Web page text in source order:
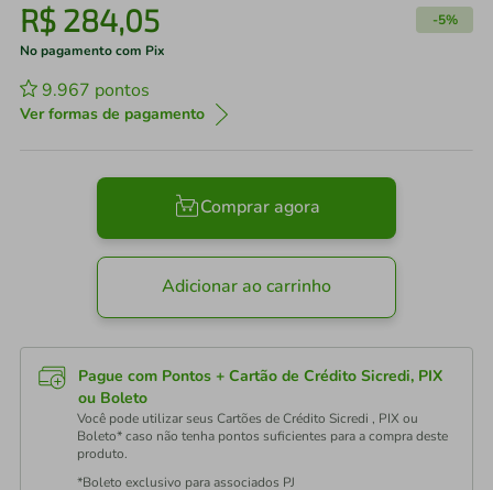
R$ 284,05 -5%
No pagamento com Pix
9.967 pontos
Ver formas de pagamento
Comprar agora
Adicionar ao carrinho
Pague com Pontos + Cartão de Crédito Sicredi, PIX
ou Boleto
Você pode utilizar seus Cartões de Crédito Sicredi , PIX ou
Boleto* caso não tenha pontos suficientes para a compra deste
produto.
*Boleto exclusivo para associados PJ